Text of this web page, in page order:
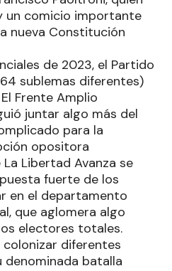
un comicio importante
nueva Constitución
de 2023, el Partido
sublemas diferentes)
Frente Amplio
juntar algo más del
para la
opositora
Libertad Avanza se
fuerte de los
en el departamento
que aglomera algo
electores totales.
diferentes
batalla